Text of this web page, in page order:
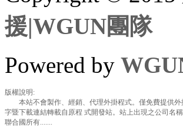
援|WGUN團隊
Powered by
版權說明:
本站不會製作、經銷、代理外掛程式。僅免費提供外
字暨下載連結轉載自原程 式開發站。站上出現之公司名
聯合國所有.......